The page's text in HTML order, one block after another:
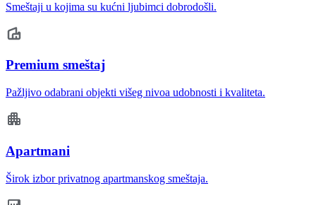
Smeštaji u kojima su kućni ljubimci dobrodošli.
Premium smeštaj
Pažljivo odabrani objekti višeg nivoa udobnosti i kvaliteta.
Apartmani
Širok izbor privatnog apartmanskog smeštaja.